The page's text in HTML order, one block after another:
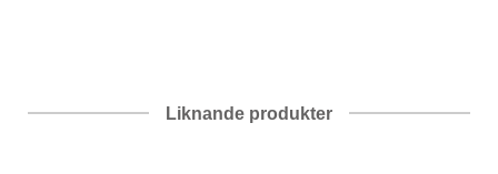
Liknande produkter